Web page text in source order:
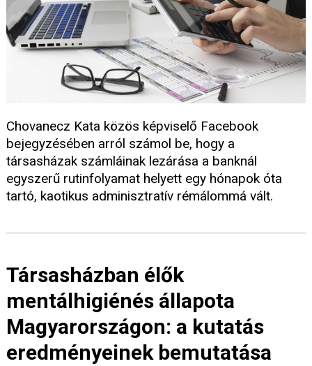
Chovanecz Kata közös képviselő Facebook
bejegyzésében arról számol be, hogy a
társasházak számláinak lezárása a banknál
egyszerű rutinfolyamat helyett egy hónapok óta
tartó, kaotikus adminisztratív rémálommá vált.
Társasházban élők
mentálhigiénés állapota
Magyarországon: a kutatás
eredményeinek bemutatása